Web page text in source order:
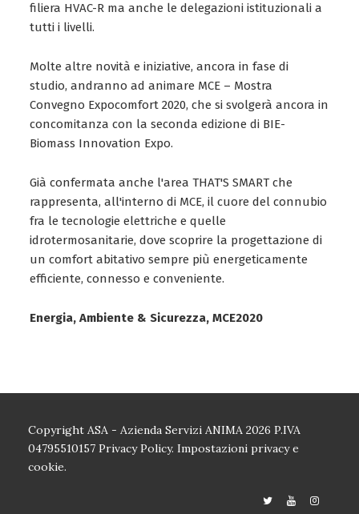
filiera HVAC-R ma anche le delegazioni istituzionali a
tutti i livelli.
Molte altre novità e iniziative, ancora in fase di
studio, andranno ad animare MCE – Mostra
Convegno Expocomfort 2020, che si svolgerà ancora in
concomitanza con la seconda edizione di BIE-
Biomass Innovation Expo.
Già confermata anche l'area THAT'S SMART che
rappresenta, all'interno di MCE, il cuore del connubio
fra le tecnologie elettriche e quelle
idrotermosanitarie, dove scoprire la progettazione di
un comfort abitativo sempre più energeticamente
efficiente, connesso e conveniente.
Energia, Ambiente & Sicurezza, MCE2020
Copyright ASA - Azienda Servizi ANIMA 2026 P.IVA
04795510157 Privacy Policy. Impostazioni privacy e
cookie.